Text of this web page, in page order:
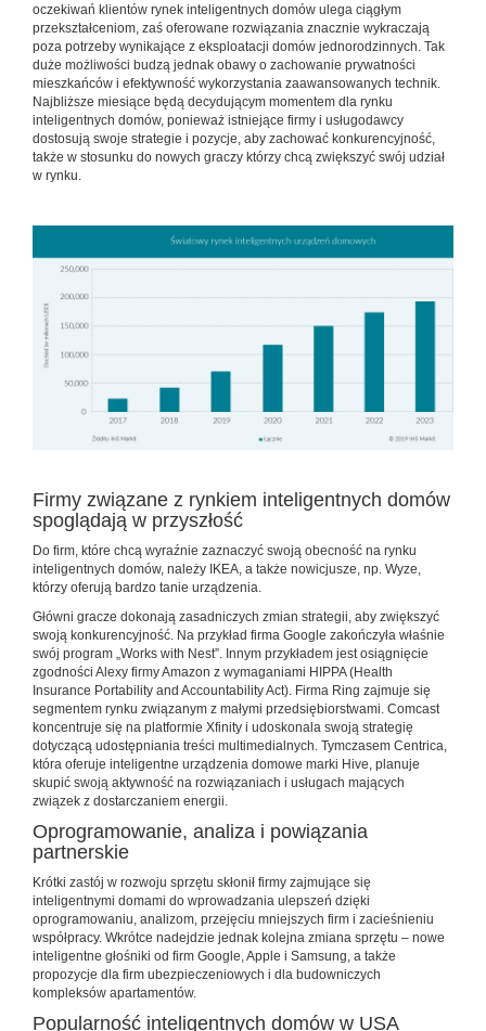
oczekiwań klientów rynek inteligentnych domów ulega ciągłym
przekształceniom, zaś oferowane rozwiązania znacznie wykraczają
poza potrzeby wynikające z eksploatacji domów jednorodzinnych. Tak
duże możliwości budzą jednak obawy o zachowanie prywatności
mieszkańców i efektywność wykorzystania zaawansowanych technik.
Najbliższe miesiące będą decydującym momentem dla rynku
inteligentnych domów, ponieważ istniejące firmy i usługodawcy
dostosują swoje strategie i pozycje, aby zachować konkurencyjność,
także w stosunku do nowych graczy którzy chcą zwiększyć swój udział
w rynku.
Firmy związane z rynkiem inteligentnych domów
spoglądają w przyszłość
Do firm, które chcą wyraźnie zaznaczyć swoją obecność na rynku
inteligentnych domów, należy IKEA, a także nowicjusze, np. Wyze,
którzy oferują bardzo tanie urządzenia.
Główni gracze dokonają zasadniczych zmian strategii, aby zwiększyć
swoją konkurencyjność. Na przykład firma Google zakończyła właśnie
swój program „Works with Nest”. Innym przykładem jest osiągnięcie
zgodności Alexy firmy Amazon z wymaganiami HIPPA (Health
Insurance Portability and Accountability Act). Firma Ring zajmuje się
segmentem rynku związanym z małymi przedsiębiorstwami. Comcast
koncentruje się na platformie Xfinity i udoskonala swoją strategię
dotyczącą udostępniania treści multimedialnych. Tymczasem Centrica,
która oferuje inteligentne urządzenia domowe marki Hive, planuje
skupić swoją aktywność na rozwiązaniach i usługach mających
związek z dostarczaniem energii.
Oprogramowanie, analiza i powiązania
partnerskie
Krótki zastój w rozwoju sprzętu skłonił firmy zajmujące się
inteligentnymi domami do wprowadzania ulepszeń dzięki
oprogramowaniu, analizom, przejęciu mniejszych firm i zacieśnieniu
współpracy. Wkrótce nadejdzie jednak kolejna zmiana sprzętu – nowe
inteligentne głośniki od firm Google, Apple i Samsung, a także
propozycje dla firm ubezpieczeniowych i dla budowniczych
kompleksów apartamentów.
Popularność inteligentnych domów w USA